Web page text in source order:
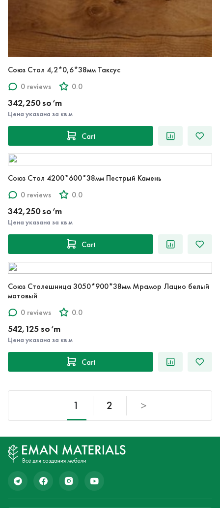
Союз Стол 4,2*0,6*38мм Таксус
0 reviews
0.0
342,250 so‘m
Цена указана за кв.м
Cart
Союз Стол 4200*600*38мм Пестрый Камень
0 reviews
0.0
342,250 so‘m
Цена указана за кв.м
Cart
Союз Столешница 3050*900*38мм Мрамор Лацио белый
матовый
0 reviews
0.0
542,125 so‘m
Цена указана за кв.м
Cart
1 2 >